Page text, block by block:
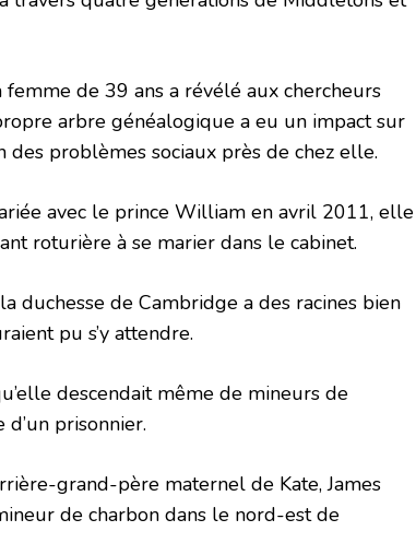
de 39 ans a révélé aux chercheurs
arbre généalogique a eu un impact sur
des problèmes sociaux près de chez elle.
avec le prince William en avril 2011, elle
roturière à se marier dans le cabinet.
duchesse de Cambridge a des racines bien
pu s’y attendre.
descendait même de mineurs de
prisonnier.
grand-père maternel de Kate, James
de charbon dans le nord-est de